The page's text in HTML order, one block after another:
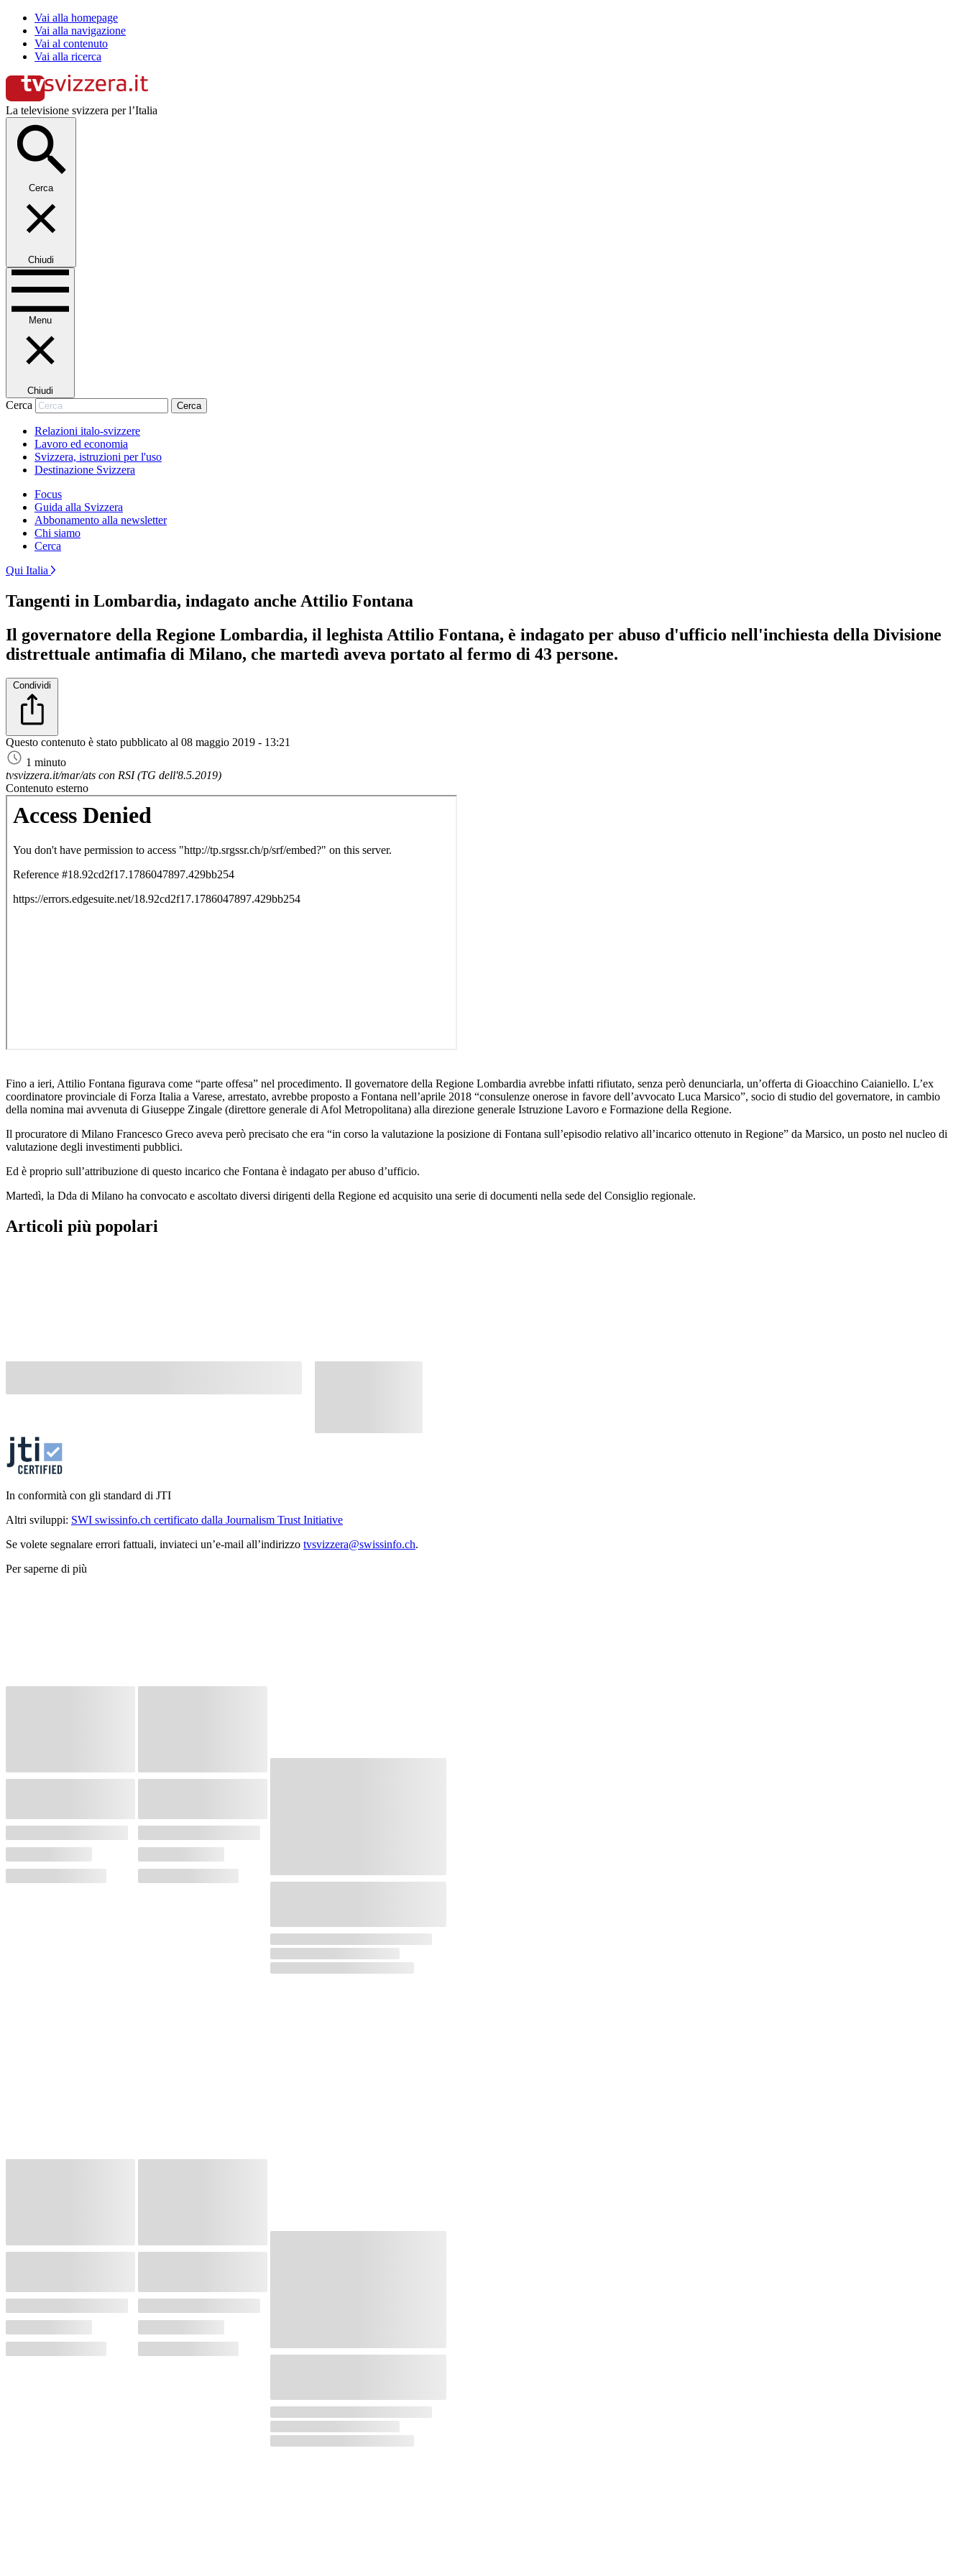
Vai alla homepage
Vai alla navigazione
Vai al contenuto
Vai alla ricerca
La televisione svizzera per l’Italia
Cerca
Chiudi
Menu
Chiudi
Cerca Cerca
Relazioni italo-svizzere
Lavoro ed economia
Svizzera, istruzioni per l'uso
Destinazione Svizzera
Focus
Guida alla Svizzera
Abbonamento alla newsletter
Chi siamo
Cerca
Qui Italia
Tangenti in Lombardia, indagato anche Attilio Fontana
Il governatore della Regione Lombardia, il leghista Attilio Fontana, è indagato per abuso d'ufficio nell'inchiesta della Divisione
distrettuale antimafia di Milano, che martedì aveva portato al fermo di 43 persone.
Condividi
Questo contenuto è stato pubblicato al 08 maggio 2019 - 13:21
1 minuto
tvsvizzera.it/mar/ats con RSI (TG dell'8.5.2019)
Contenuto esterno
Fino a ieri, Attilio Fontana figurava come “parte offesa” nel procedimento. Il governatore della Regione Lombardia avrebbe infatti rifiutato, senza però denunciarla, un’offerta di Gioacchino Caianiello. L’ex
coordinatore provinciale di Forza Italia a Varese, arrestato, avrebbe proposto a Fontana nell’aprile 2018 “consulenze onerose in favore dell’avvocato Luca Marsico”, socio di studio del governatore, in cambio
della nomina mai avvenuta di Giuseppe Zingale (direttore generale di Afol Metropolitana) alla direzione generale Istruzione Lavoro e Formazione della Regione.
Il procuratore di Milano Francesco Greco aveva però precisato che era “in corso la valutazione la posizione di Fontana sull’episodio relativo all’incarico ottenuto in Regione” da Marsico, un posto nel nucleo di
valutazione degli investimenti pubblici.
Ed è proprio sull’attribuzione di questo incarico che Fontana è indagato per abuso d’ufficio.
Martedì, la Dda di Milano ha convocato e ascoltato diversi dirigenti della Regione ed acquisito una serie di documenti nella sede del Consiglio regionale.
Articoli più popolari
In conformità con gli standard di JTI
Altri sviluppi: SWI swissinfo.ch certificato dalla Journalism Trust Initiative
Se volete segnalare errori fattuali, inviateci un’e-mail all’indirizzo tvsvizzera@swissinfo.ch.
Per saperne di più